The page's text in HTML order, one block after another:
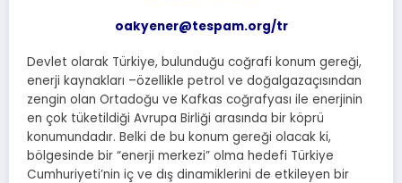
oakyener@tespam.org/tr
Devlet olarak Türkiye, bulunduğu coğrafi konum gereği,
enerji kaynakları –özellikle petrol ve doğalgazaçısından
zengin olan Ortadoğu ve Kafkas coğrafyası ile enerjinin
en çok tüketildiği Avrupa Birliği arasında bir köprü
konumundadır. Belki de bu konum gereği olacak ki,
bölgesinde bir “enerji merkezi” olma hedefi Türkiye
Cumhuriyeti’nin iç ve dış dinamiklerini de etkileyen bir